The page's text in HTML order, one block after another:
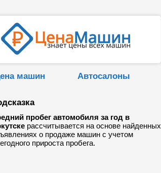
машин Автосалоны
пробег автомобиля за год в
рассчитывается на основе найденных
о продаже машин с учетом
прироста пробега.